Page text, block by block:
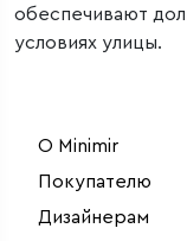
обеспечивают
условиях улицы.
О Minimir
Покупателю
Дизайнерам